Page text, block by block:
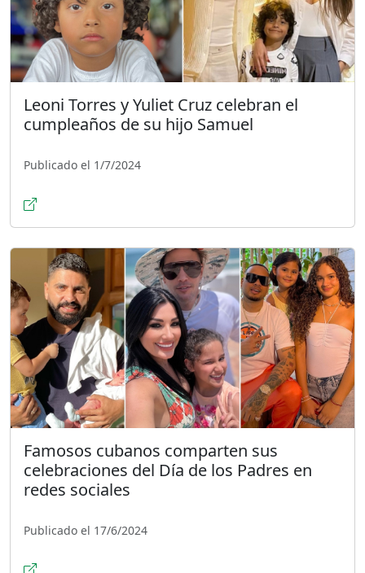
Leoni Torres y Yuliet Cruz celebran el
cumpleaños de su hijo Samuel
Publicado el 1/7/2024
Famosos cubanos comparten sus
celebraciones del Día de los Padres en
redes sociales
Publicado el 17/6/2024